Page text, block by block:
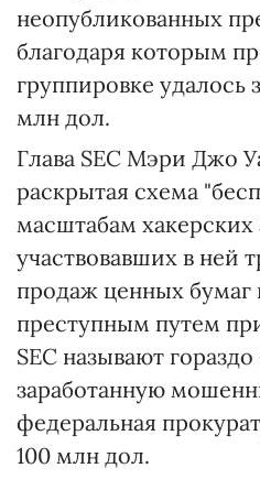
неопубликованных
благодаря которым
группировке удалось
млн дол.
Глава SEC Мэри Джо
раскрытая схема
масштабам хакерских
участвовавших в ней
продаж ценных бумаг
преступным путем
SEC называют
заработанную
федеральная
100 млн дол.